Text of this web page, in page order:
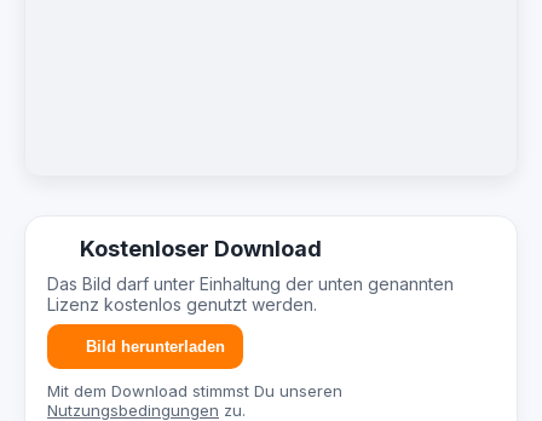
Kostenloser Download
Das Bild darf unter Einhaltung der unten genannten
Lizenz kostenlos genutzt werden.
Bild herunterladen
Mit dem Download stimmst Du unseren
Nutzungsbedingungen zu.